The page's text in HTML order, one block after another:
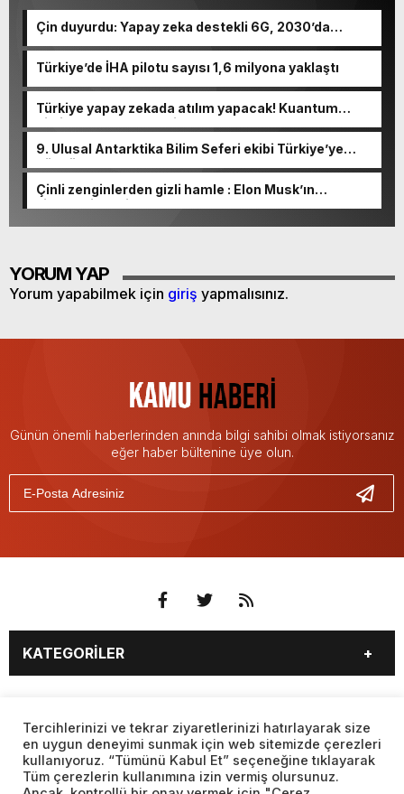
Çin duyurdu: Yapay zeka destekli 6G, 2030’da
Türkiye’de İHA pilotu sayısı 1,6 milyona yaklaştı
Türkiye yapay zekada atılım yapacak! Kuantum
bilgisayar entegre edilecek…
9. Ulusal Antarktika Bilim Seferi ekibi Türkiye’ye
döndü
Çinli zenginlerden gizli hamle : Elon Musk’ın
şirketlerine milyonlarca dolar akıyor!
YORUM YAP
Yorum yapabilmek için giriş yapmalısınız.
Günün önemli haberlerinden anında bilgi sahibi olmak istiyorsanız
eğer haber bültenine üye olun.
KATEGORİLER
EĞİTİM
SAĞLIK
YAŞAM
SPOR
MAGAZİN
KÜLTÜR SANAT
SAYFALAR
BURÇLAR
CANLI BORSA
CANLI SONUÇLAR
CANLI TV
Tercihlerinizi ve tekrar ziyaretlerinizi hatırlayarak size
en uygun deneyimi sunmak için web sitemizde çerezleri
kullanıyoruz. “Tümünü Kabul Et” seçeneğine tıklayarak
Tüm çerezlerin kullanımına izin vermiş olursunuz.